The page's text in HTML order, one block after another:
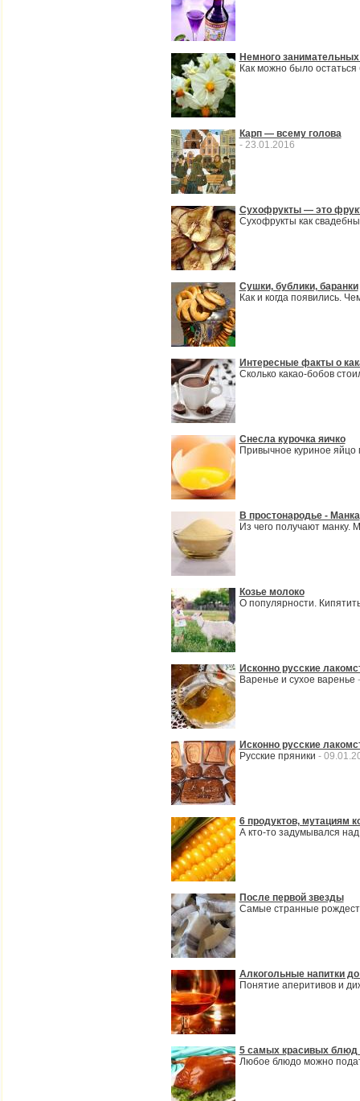
Немного
Как можно было
Карп — всему голова
- 23.01.2016
Сухофрукты — это
Сухофрукты как
Сушки, бублики, баранки
Как и когда появились.
Интересные факты о
Сколько какао-бобов
Снесла курочка яичко
Привычное куриное
В простонародье - Манка
Из чего получают манку.
Козье молоко
О популярности.
Исконно русские
Варенье и сухое варенье
Исконно русские
Русские пряники -
6 продуктов, мутациям
А кто-то задумывался
После первой звезды
Самые странные
Алкогольные напитки
Понятие аперитивов и
5 самых красивых блюд
Любое блюдо можно